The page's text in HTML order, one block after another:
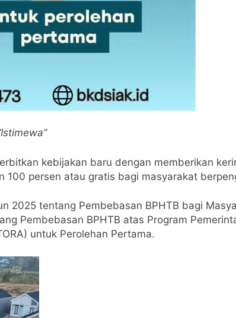
kebijakan baru dengan memberikan
100 persen atau gratis bagi masyarakat
2025 tentang Pembebasan BPHTB bagi
Pembebasan BPHTB atas Program
untuk Perolehan Pertama.